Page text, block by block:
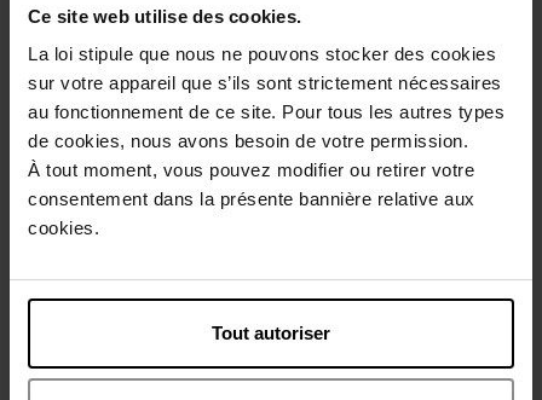
Ce site web utilise des cookies.
La loi stipule que nous ne pouvons stocker des cookies
sur votre appareil que s’ils sont strictement nécessaires
au fonctionnement de ce site. Pour tous les autres types
de cookies, nous avons besoin de votre permission.
À tout moment, vous pouvez modifier ou retirer votre
consentement dans la présente bannière relative aux
cookies.
Tout autoriser
Conseil d'utilisation
Caractéristiques
Avis client
Vous aimerez peut-être